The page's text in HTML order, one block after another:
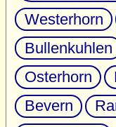
Westerhorn
Bullenkuhlen
Osterhorn
Bevern